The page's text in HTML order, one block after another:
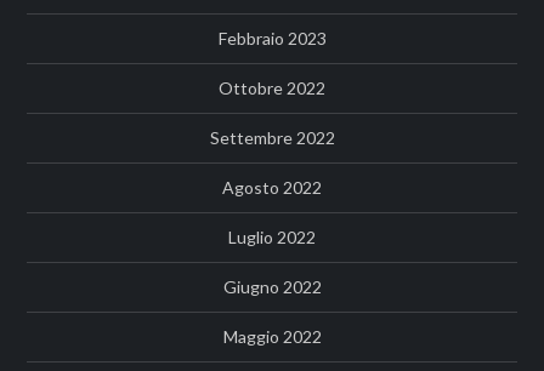
Febbraio 2023
Ottobre 2022
Settembre 2022
Agosto 2022
Luglio 2022
Giugno 2022
Maggio 2022